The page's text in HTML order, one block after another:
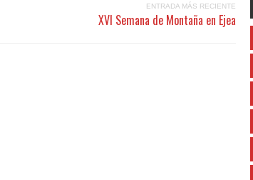
ENTRADA MÁS RECIENTE
XVI Semana de Montaña en Ejea